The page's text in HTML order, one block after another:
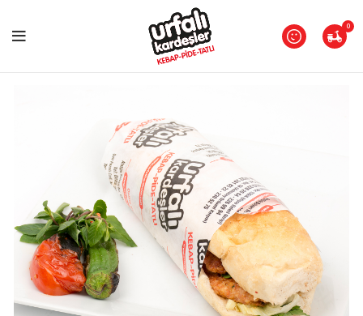
0
11:00 - 22:00 saatleri arasındadır.